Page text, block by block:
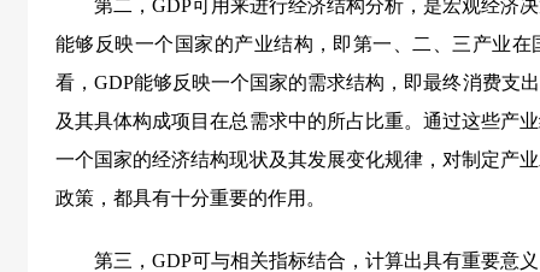
第二，GDP可用来进行经济结构分析，是宏观经济
能够反映一个国家的产业结构，即第一、二、三产业
看，GDP能够反映一个国家的需求结构，即最终消费支
及其具体构成项目在总需求中的所占比重。通过这些产
一个国家的经济结构现状及其发展变化规律，对制定产
政策，都具有十分重要的作用。
第三，GDP可与相关指标结合，计算出具有重要意